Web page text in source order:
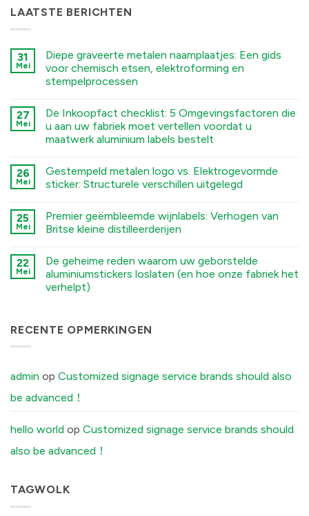
LAATSTE BERICHTEN
31
Mei
Diepe graveerte metalen naamplaatjes: Een gids
voor chemisch etsen, elektroforming en
stempelprocessen
नहीं
Engraving
Metal
Guide
to
Chemical
and
Stamping
Processes
27
Mei
De Inkoopfact checklist: 5 Omgevingsfactoren die
u aan uw fabriek moet vertellen voordat u
maatwerk aluminium labels bestelt
नहीं
The
Sourcing
Environmental
Factors
You
Your
Factory
Before
Ordering
26
Mei
Gestempeld metalen logo vs. Elektrogevormde
sticker: Structurele verschillen uitgelegd
नहीं
Stamped
Metal
Electroformed
Sticker:
Structural
Differences
Explained
25
Mei
Premier geëmbleemde wijnlabels: Verhogen van
Britse kleine distilleerderijen
नहीं
Premium
Embossed
Wine
Distilleries
22
Mei
De geheime reden waarom uw geborstelde
aluminiumstickers loslaten (en hoe onze fabriek het
verhelpt)
The
Secret
Aluminum
Stickers
Off
Our
Factory
It)
RECENTE OPMERKINGEN
admin op Customized signage service brands should also
be advanced！
hello world op Customized signage service brands should
also be advanced！
TAGWOLK